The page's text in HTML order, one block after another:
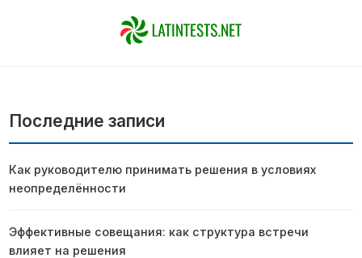
Последние записи
Как руководителю принимать решения в условиях
неопределённости
Эффективные совещания: как структура встречи
влияет на решения